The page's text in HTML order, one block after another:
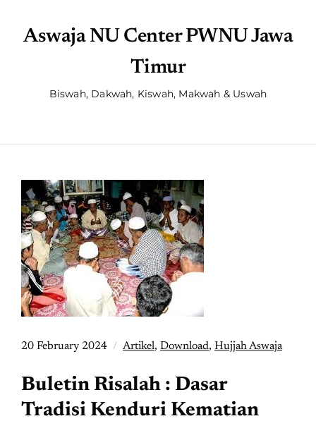
Aswaja NU Center PWNU Jawa
Timur
Biswah, Dakwah, Kiswah, Makwah & Uswah
20 February 2024 Artikel, Download, Hujjah Aswaja
Buletin Risalah : Dasar
Tradisi Kenduri Kematian